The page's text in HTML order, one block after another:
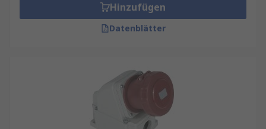
Hinzufügen
Datenblätter